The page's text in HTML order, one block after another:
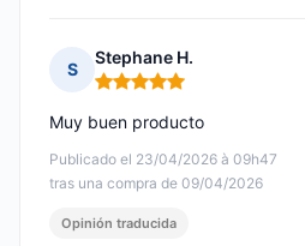
S
Stephane H.
Nota: 5 de 5
Publicado el 23/04/2026 à 09h47
tras una compra de 09/04/2026
Muy buen producto
Opinión traducida